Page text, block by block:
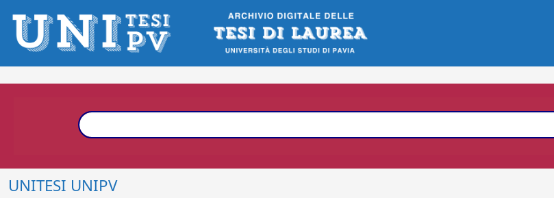
UNITESI UNIPV